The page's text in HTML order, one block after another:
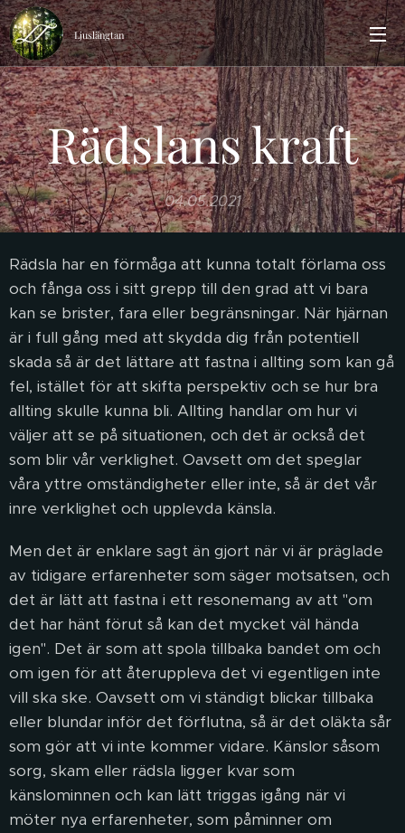
Ljuslängtan
Rädslans kraft
04.05.2021
Rädsla har en förmåga att kunna totalt förlama oss
och fånga oss i sitt grepp till den grad att vi bara
kan se brister, fara eller begränsningar. När hjärnan
är i full gång med att skydda dig från potentiell
skada så är det lättare att fastna i allting som kan gå
fel, istället för att skifta perspektiv och se hur bra
allting skulle kunna bli. Allting handlar om hur vi
väljer att se på situationen, och det är också det
som blir vår verklighet. Oavsett om det speglar
våra yttre omständigheter eller inte, så är det vår
inre verklighet och upplevda känsla.
Men det är enklare sagt än gjort när vi är präglade
av tidigare erfarenheter som säger motsatsen, och
det är lätt att fastna i ett resonemang av att "om
det har hänt förut så kan det mycket väl hända
igen". Det är som att spola tillbaka bandet om och
om igen för att återuppleva det vi egentligen inte
vill ska ske. Oavsett om vi ständigt blickar tillbaka
eller blundar inför det förflutna, så är det oläkta sår
som gör att vi inte kommer vidare. Känslor såsom
sorg, skam eller rädsla ligger kvar som
känslominnen och kan lätt triggas igång när vi
möter nya erfarenheter, som påminner om